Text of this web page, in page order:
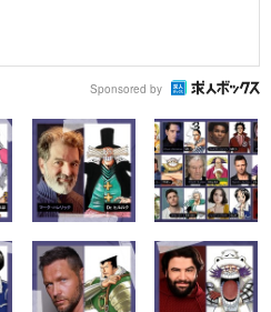
Sponsored by